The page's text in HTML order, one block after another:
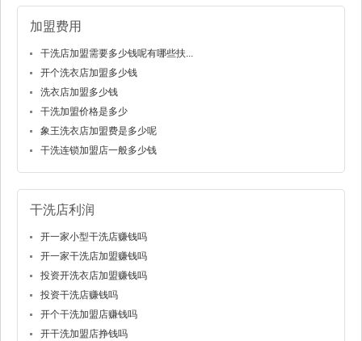
加盟费用
干洗店加盟需要多少钱呢有哪些扶...
开个洗衣店加盟多少钱
洗衣店加盟多少钱
干洗加盟价格是多少
象王洗衣店加盟费是多少呢
干洗连锁加盟店一般多少钱
干洗店利润
开一家小型干洗店赚钱吗
开一家干洗店加盟赚钱吗
投资开洗衣店加盟赚钱吗
投资干洗店赚钱吗
开个干洗加盟店赚钱吗
开干洗加盟店挣钱吗